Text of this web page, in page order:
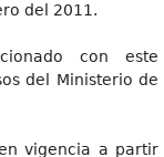
del 2011.
con este
del Ministerio de
vigencia a partir